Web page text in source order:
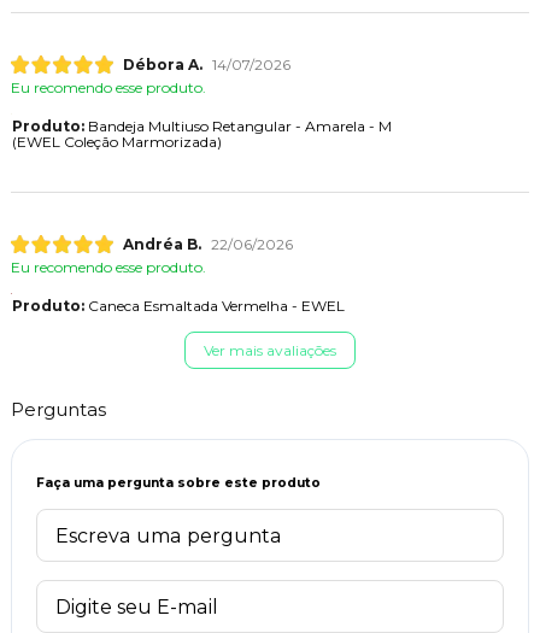
Débora A. 14/07/2026
Eu recomendo esse produto.
Produto:Bandeja Multiuso Retangular - Amarela - M
(EWEL Coleção Marmorizada)
Andréa B. 22/06/2026
Eu recomendo esse produto.
Produto:Caneca Esmaltada Vermelha - EWEL
Ver mais avaliações
Perguntas
Faça uma pergunta sobre este produto